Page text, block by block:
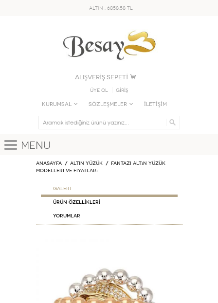
ALTIN : 6858.58 TL
ALIŞVERİŞ SEPETİ
Üye Ol GİRİŞ
KURUMSAL SÖZLEŞMELER İLETİŞİM
Menu
Anasayfa ALTIN YÜZÜK
Fantazi Altın Yüzük
Modelleri ve Fiyatları
GALERİ
ÜRÜN ÖZELLİKLERİ
Yorumlar